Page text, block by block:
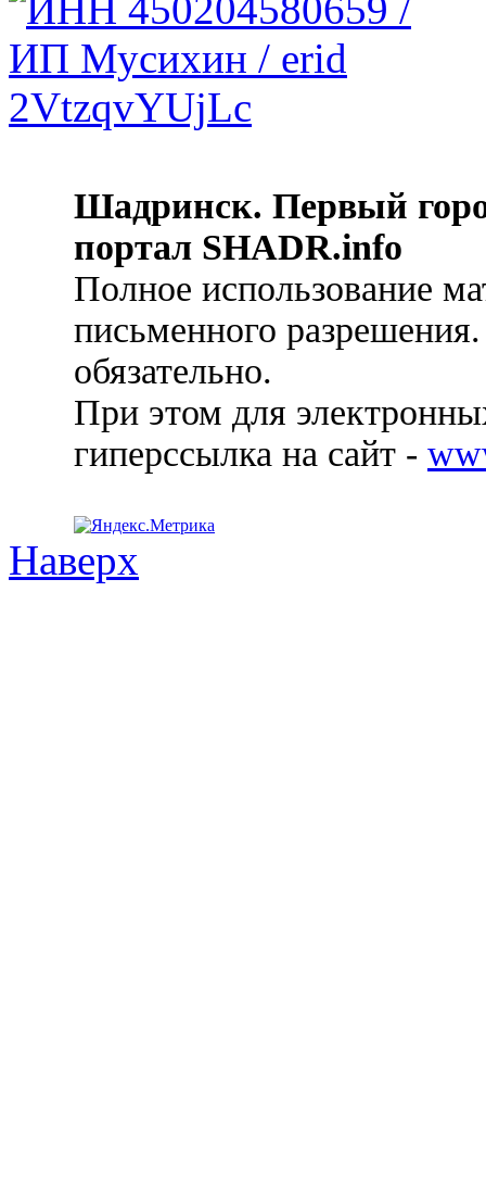
Шадринск. Первый
портал SHADR.info
Полное использование
письменного
обязательно.
При этом для
гиперссылка на сайт -
Наверх